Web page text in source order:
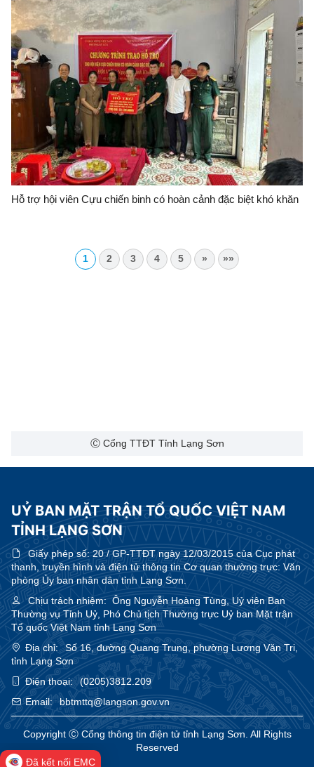
Hỗ trợ hội viên Cựu chiến binh có hoàn cảnh đặc biệt khó khăn
1 2 3 4 5 » »»
Ⓒ Cổng TTĐT Tỉnh Lạng Sơn
UỶ BAN MẶT TRẬN TỔ QUỐC VIỆT NAM
TỈNH LẠNG SƠN
Giấy phép số:20 / GP-TTĐT ngày 12/03/2015 của Cục phát
thanh, truyền hình và điện tử thông tin Cơ quan thường trực: Văn
phòng Ủy ban nhân dân tỉnh Lạng Sơn.
Chịu trách nhiệm:Ông Nguyễn Hoàng Tùng, Uỷ viên Ban
Thường vụ Tỉnh Uỷ, Phó Chủ tịch Thường trực Uỷ ban Mặt trận
Tổ quốc Việt Nam tỉnh Lạng Sơn
Địa chỉ:
Số 16, đường Quang Trung, phường Lương Văn Tri,
tỉnh Lạng Sơn
Điện thoại:
(0205)3812.209
Email:
bbtmttq@langson.gov.vn
Copyright Ⓒ Cổng thông tin điện tử tỉnh Lạng Sơn. All Rights
Reserved
Đã kết nối EMC